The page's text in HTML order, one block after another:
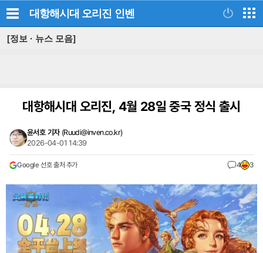
대항해시대 오리진 인벤
[정보 · 뉴스 모음]
대항해시대 오리진, 4월 28일 중국 정식 출시
윤서호 기자 (Ruudi@inven.co.kr)
2026-04-01 14:39
Google 선호 출처 추가 4 3